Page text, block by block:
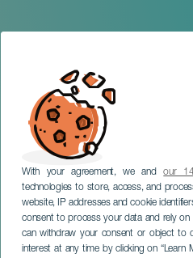
With your agreement, we andour
technologies to store, access, and
website, IP addresses and cookie
consent to process your data and rely on
can withdraw your consent or object to
interest at any time by clicking on “Learn
Rancho de
LANZAROTE